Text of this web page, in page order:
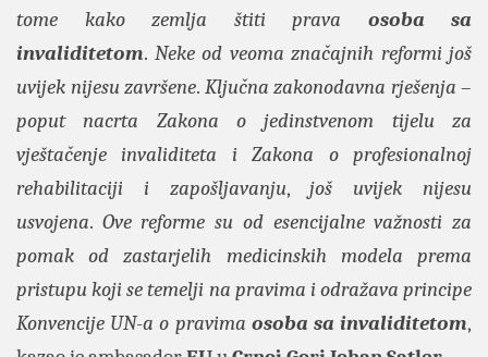
tome kako zemlja štiti prava osoba sa
invaliditetom. Neke od veoma značajnih reformi još
uvijek nijesu završene. Ključna zakonodavna rješenja –
poput nacrta Zakona o jedinstvenom tijelu za
vještačenje invaliditeta i Zakona o profesionalnoj
rehabilitaciji i zapošljavanju, još uvijek nijesu
usvojena. Ove reforme su od esencijalne važnosti za
pomak od zastarjelih medicinskih modela prema
pristupu koji se temelji na pravima i odražava principe
Konvencije UN-a o pravima osoba sa invaliditetom,